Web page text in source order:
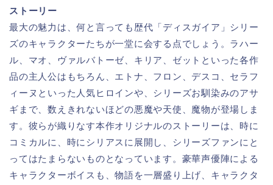
ストーリー
最大の魅力は、何と言っても歴代「ディスガイア」シリー
ズのキャラクターたちが一堂に会する点でしょう。ラハー
ル、マオ、ヴァルバトーゼ、キリア、ゼットといった各作
品の主人公はもちろん、エトナ、フロン、デスコ、セラフ
ィーヌといった人気ヒロインや、シリーズお馴染みのアサ
ギまで、数えきれないほどの悪魔や天使、魔物が登場しま
す。彼らが織りなす本作オリジナルのストーリーは、時に
コミカルに、時にシリアスに展開し、シリーズファンにと
ってはたまらないものとなっています。豪華声優陣による
キャラクターボイスも、物語を一層盛り上げ、キャラクタ